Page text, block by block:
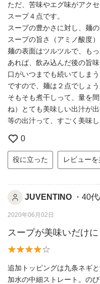
ただ、苦味やエグ味がアク
スープ４点です。
スープの豊かさに対し、麺
スープの旨さ（アミノ酸度
麺の表面はツルツルで、も
あれば、飲み込んだ後の旨
口がいつまでも続いてしまう
ですので、麺は２点でしょう
そもそも煮干しって、量を
ね）とても美味しい出汁が
等の出汁って、すごく美味
0
役に立った レビュー
JUVENTINO ・40
2020年06月02日
スープが美味いだけ
追加トッピングは九条ネギ
加水の中細ストレート。の